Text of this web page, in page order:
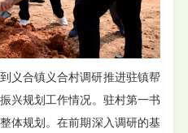
义合镇义合村调研推进驻镇帮
兴规划工作情况。驻村第一书
体规划。在前期深入调研的基